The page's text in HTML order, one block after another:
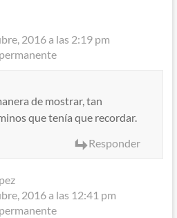
2016 a las 2:19 pm
de mostrar, tan
que tenía que recordar.
Responder
2016 a las 12:41 pm